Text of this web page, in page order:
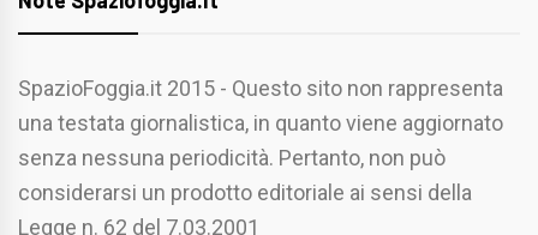
SpazioFoggia.it 2015 - Questo sito non rappresenta
una testata giornalistica, in quanto viene aggiornato
senza nessuna periodicità. Pertanto, non può
considerarsi un prodotto editoriale ai sensi della
Legge n. 62 del 7.03.2001